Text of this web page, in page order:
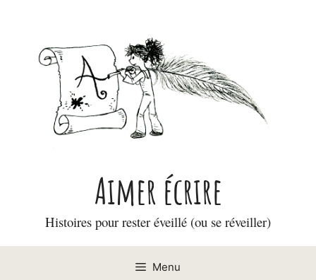
Aimer écrire
Histoires pour rester éveillé (ou se réveiller)
Menu